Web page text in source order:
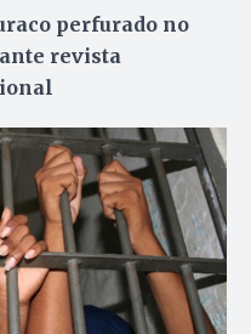
perfurado no
revista